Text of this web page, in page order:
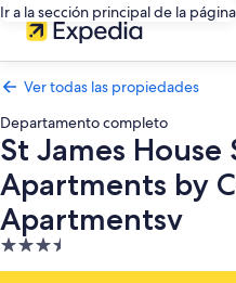
Ir a la sección principal de la página
Ver todas las propiedades
Departamento completo
St James House
Apartments by
Apartmentsv
Propiedad
de